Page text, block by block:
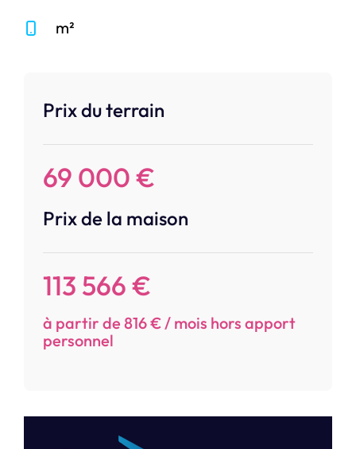
Prix du terrain
69 000 €
Prix de la maison
113 566 €
à partir de 816 € / mois hors apport
personnel
m²